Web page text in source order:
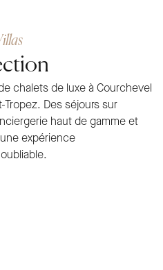
chalets de luxe à Courchevel
Tropez. Des séjours sur
haut de gamme et
expérience